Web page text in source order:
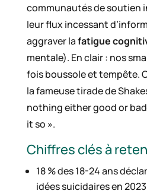
communautés de soutien
leur flux incessant
aggraver lafatigue
mentale). En clair : nos
fois boussole et tempête.
la fameuse tirade de
nothing either good or
it so ».
Chiffres clés à
18 % des 18-24 ans
idées suicidaires en